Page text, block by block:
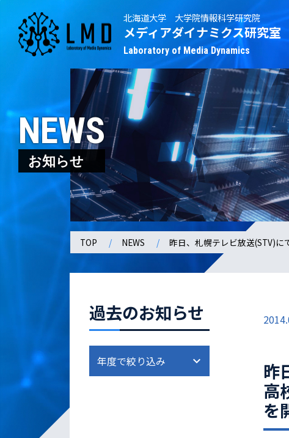
北海道大学 大学院情報科学研究院
メディアダイナミクス研究室
Laboratory of Media Dynamics
NEWS
お知らせ
TOP NEWS 昨日、札幌テレビ放送(STV)に
過去のお知らせ
昨
高
を